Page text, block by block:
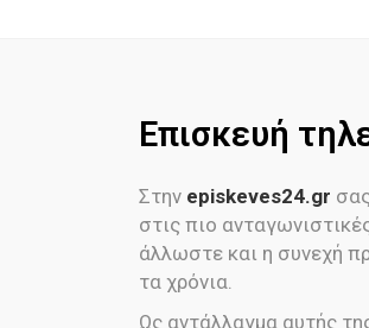
Επισκευή
Στην episkeves24.gr
στις πιο
άλλωστε και η συνεχή
τα χρόνια.
Ως αντάλλαγμα αυτής